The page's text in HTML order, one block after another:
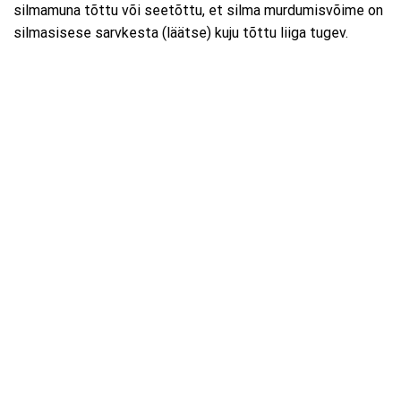
silmamuna tõttu või seetõttu, et silma murdumisvõime on
silmasisese sarvkesta (läätse) kuju tõttu liiga tugev.